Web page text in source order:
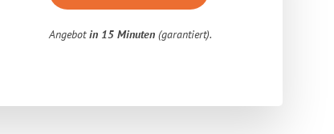
Angebotin 15 Minuten (garantiert).